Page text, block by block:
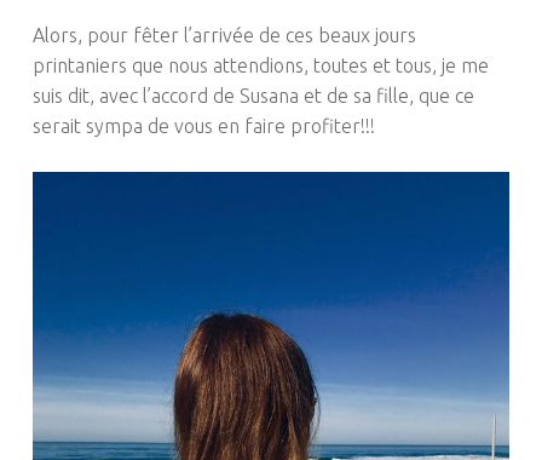
Alors, pour fêter l’arrivée de ces beaux jours
printaniers que nous attendions, toutes et tous, je me
suis dit, avec l’accord de Susana et de sa fille, que ce
serait sympa de vous en faire profiter!!!